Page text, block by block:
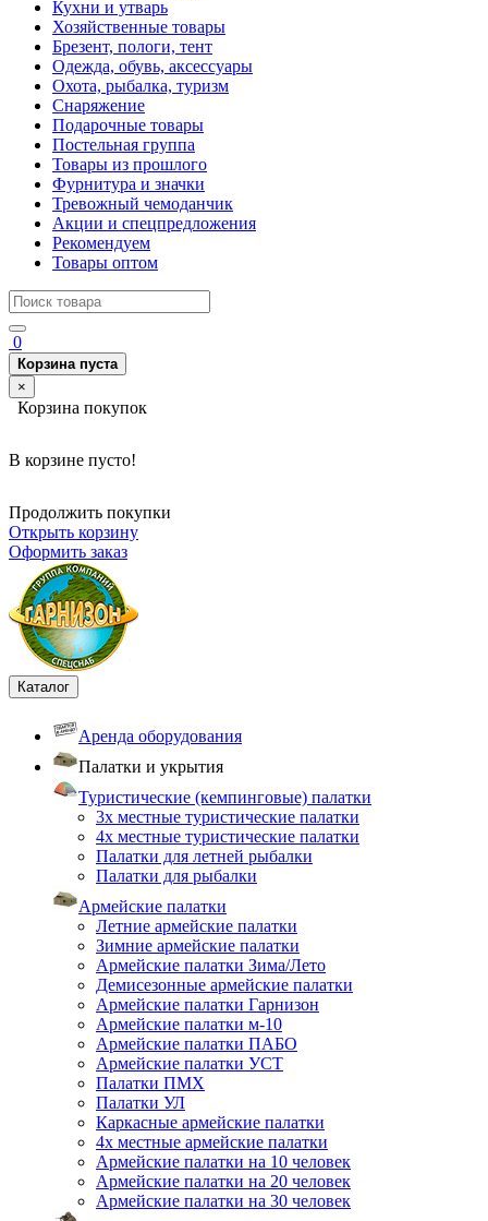
Кухни и утварь
Хозяйственные товары
Брезент, пологи, тент
Одежда, обувь, аксессуары
Охота, рыбалка, туризм
Снаряжение
Подарочные товары
Постельная группа
Товары из прошлого
Фурнитура и значки
Тревожный чемоданчик
Акции и спецпредложения
Рекомендуем
Товары оптом
0
Корзина пуста
×
Корзина покупок
В корзине пусто!
Продолжить покупки
Открыть корзину
Оформить заказ
Каталог
Аренда оборудования
Палатки и укрытия
Туристические (кемпинговые) палатки
3х местные туристические палатки
4х местные туристические палатки
Палатки для летней рыбалки
Палатки для рыбалки
Армейские палатки
Летние армейские палатки
Зимние армейские палатки
Армейские палатки Зима/Лето
Демисезонные армейские палатки
Армейские палатки Гарнизон
Армейские палатки м-10
Армейские палатки ПАБО
Армейские палатки УСТ
Палатки ПМХ
Палатки УЛ
Каркасные армейские палатки
4х местные армейские палатки
Армейские палатки на 10 человек
Армейские палатки на 20 человек
Армейские палатки на 30 человек